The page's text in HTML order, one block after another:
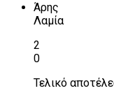
Άρης
Λαμία
2
0
Τελικό